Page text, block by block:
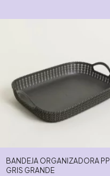
BANDEJA ORGANIZADORA PP
GRIS GRANDE